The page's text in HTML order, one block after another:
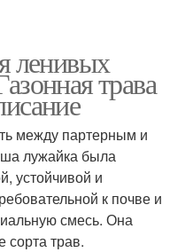
ленивых
трава
между партерным и
лужайка была
устойчивой и
к почве и
смесь. Она
сорта трав.